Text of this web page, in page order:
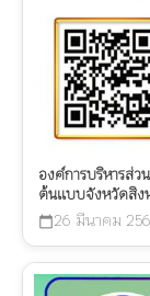
องค์การบริหารส่ว
ต้นแบบจังหวัดสิง
calendar_today26 มีนาคม